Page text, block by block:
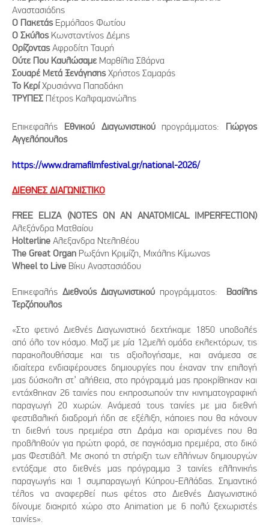
Αναστασιάδης
Ο ΠακετάςΕρμόλαος Φωτίου
Ο ΣκύλοςΚωνσταντίνος Δέμης
ΟρίζονταςΑφροδίτη Ταυρή
Ούτε Που Καυλώσαμε Μαρθίλια Σβάρνα
Σουαρέ Μετά ΞενάγησηςΧρήστος Σαμαράς
Το ΚερίΧρυσιάννα Παπαδάκη
ΤΡΥΠΕΣ Πέτρος Καλφαμανώλης
Επικεφαλής Εθνικού Διαγωνιστικούπρογράμματος: Γιώργος
Αγγελόπουλος
https://www.dramafilmfestival.gr/national-2026/
ΔΙΕΘΝΕΣ ΔΙΑΓΩΝΙΣΤΙΚΟ
FREE ELIZA (NOTES ON AN ANATOMICAL IMPERFECTION)
Αλεξάνδρα Ματθαίου
Holterline Αλεξανδρα Ντεληθέου
The Great Organ Ρωξάνη Κριμίζη, Μιχάλης Κίμωνας
Wheel to Live Βίκυ Αναστασιάδου
Επικεφαλής Διεθνούς Διαγωνιστικού προγράμματος: Βασίλης
Τερζόπουλος
«Στο φετινό Διεθνές Διαγωνιστικό δεχτήκαμε 1850 υποβολές
από όλο τον κόσμο. Μαζί με μία 12μελή ομάδα εκλεκτόρων, τις
παρακολουθήσαμε και τις αξιολογήσαμε, και ανάμεσα σε
ιδιαίτερα ενδιαφέρουσες δημιουργίες που έκαναν την επιλογή
μας δύσκολη στ’ αλήθεια, στο πρόγραμμά μας προκρίθηκαν και
εντάχθηκαν 26 ταινίες που εκπροσωπούν την κινηματογραφική
παραγωγή 20 χωρών. Ανάμεσά τους ταινίες με μια διεθνή
φεστιβαλική διαδρομή ήδη σε εξέλιξη, κάποιες που θα κάνουν
τη διεθνή τους πρεμιέρα στη Δράμα και ορισμένες που θα
προβληθούν για πρώτη φορά, σε παγκόσμια πρεμιέρα, στο δικό
μας Φεστιβάλ. Με σκοπό τη στήριξη των ελλήνων δημιουργών
εντάξαμε στο διεθνές μας πρόγραμμα 3 ταινίες ελληνικής
παραγωγής και 1 συμπαραγωγή Κύπρου-Ελλάδας. Σημαντικό
τέλος να αναφερθεί πως φέτος στο Διεθνές Διαγωνιστικό
δίνουμε διακριτό χώρο στο Animation με 6 πολύ ξεχωριστές
ταινίες».